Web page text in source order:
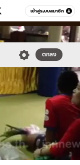
เข้าสู่ระบบสมาชิก
หมวดอื่นๆ
ตกลง